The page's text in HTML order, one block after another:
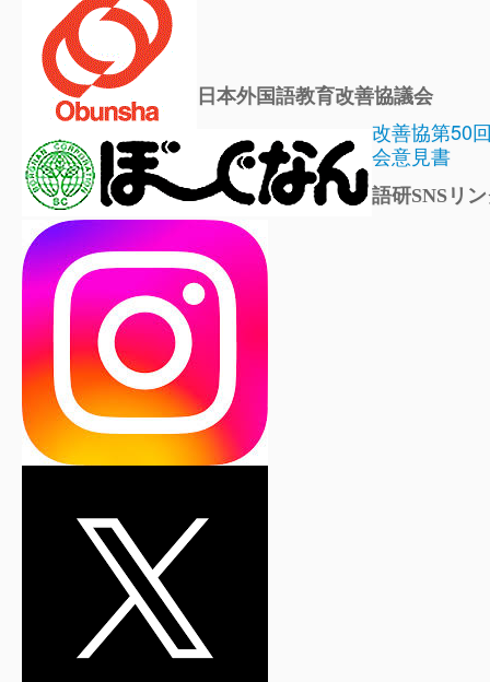
日本外国語教育改善協議会
改善協第50
会意見書
語研SNSリ